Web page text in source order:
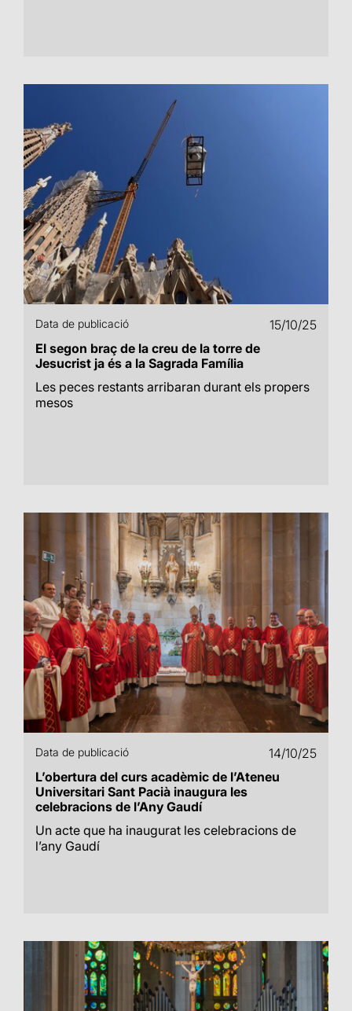
Data de publicació
15/10/25
El segon braç de la creu de la torre de
Jesucrist ja és a la Sagrada Família
Les peces restants arribaran durant els propers
mesos
Data de publicació
14/10/25
L’obertura del curs acadèmic de l’Ateneu
Universitari Sant Pacià inaugura les
celebracions de l’Any Gaudí
Un acte que ha inaugurat les celebracions de
l’any Gaudí